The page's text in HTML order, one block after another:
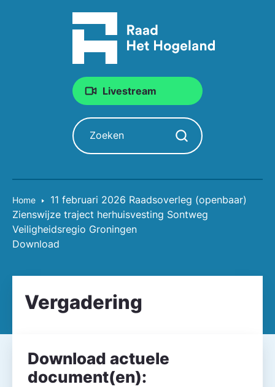
Livestream
Zoeken
Zoekopdracht starten
Home
11 februari 2026 Raadsoverleg (openbaar)
Zienswijze traject herhuisvesting Sontweg
Veiligheidsregio Groningen
Download
Vergadering
Download actuele
document(en):